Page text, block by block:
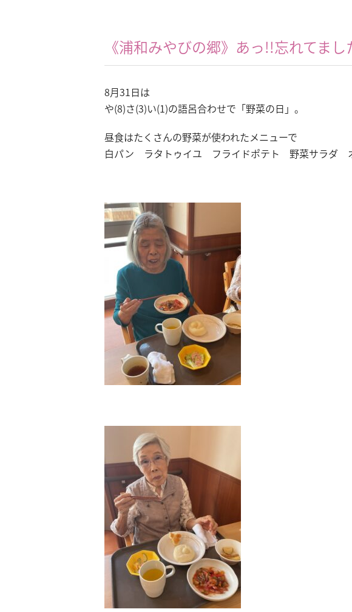
《浦和みやびの郷》あっ!!忘れてまし
8月31日は
や(8)さ(3)い(1)の語呂合わせで「野菜の日」。
昼食はたくさんの野菜が使われたメニューで
白パン ラタトゥイユ フライドポテト 野菜サラダ オ